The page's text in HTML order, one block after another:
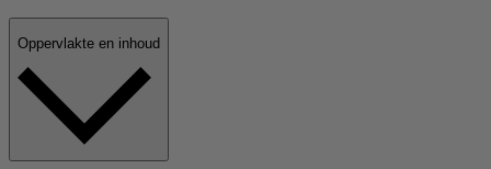
Oppervlakte en inhoud